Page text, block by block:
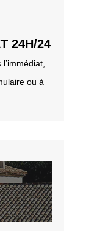
24H/24
ou à